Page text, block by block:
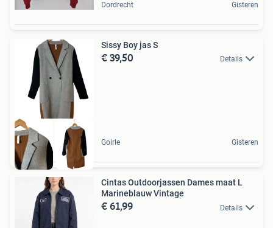
Dordrecht Gisteren
Sissy Boy jas S
€ 39,50 Details
Goirle Gisteren
Cintas Outdoorjassen Dames maat L
Marineblauw Vintage
€ 61,99 Details